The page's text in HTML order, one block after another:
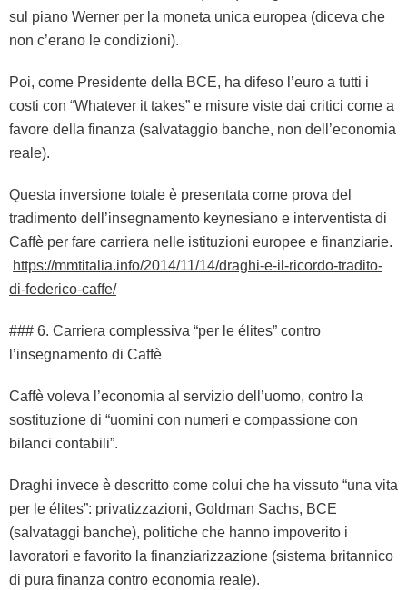
sul piano Werner per la moneta unica europea (diceva che
non c’erano le condizioni).
Poi, come Presidente della BCE, ha difeso l’euro a tutti i
costi con “Whatever it takes” e misure viste dai critici come a
favore della finanza (salvataggio banche, non dell’economia
reale).
Questa inversione totale è presentata come prova del
tradimento dell’insegnamento keynesiano e interventista di
Caffè per fare carriera nelle istituzioni europee e finanziarie.
https://mmtitalia.info/2014/11/14/draghi-e-il-ricordo-tradito-
di-federico-caffe/
### 6. Carriera complessiva “per le élites” contro
l’insegnamento di Caffè
Caffè voleva l’economia al servizio dell’uomo, contro la
sostituzione di “uomini con numeri e compassione con
bilanci contabili”.
Draghi invece è descritto come colui che ha vissuto “una vita
per le élites”: privatizzazioni, Goldman Sachs, BCE
(salvataggi banche), politiche che hanno impoverito i
lavoratori e favorito la finanziarizzazione (sistema britannico
di pura finanza contro economia reale).